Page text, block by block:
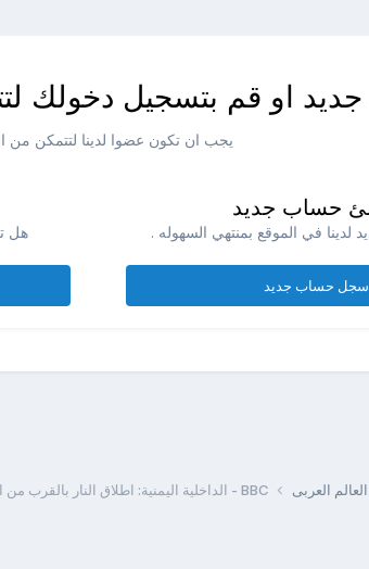
او قم بتسجيل دخولك
يجب ان تكون عضوا لدينا لتتمكن من
حساب جديد
في الموقع بمنتهي السهوله .
سجل حساب جديد
هل
العالم العربى BBC - الداخلية اليمنية: اطلاق النار بالقرب من السفارة الأمريكية